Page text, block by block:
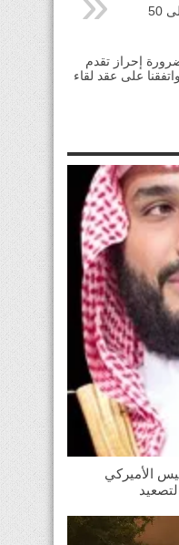
سوريا تنقل أسلحتها الكيماوية إلى 50
إحراز تقدم
على عقد لقاء
الأميركي